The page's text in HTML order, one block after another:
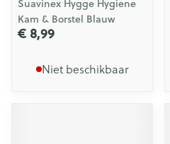
Suavinex Hygge Hygiene
Kam & Borstel Blauw
€ 8,99
Niet beschikbaar